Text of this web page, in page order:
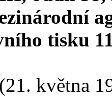
tisku
(21. května